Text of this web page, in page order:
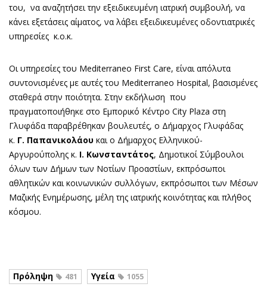
του, να αναζητήσει την εξειδικευμένη ιατρική συμβουλή, να
κάνει εξετάσεις αίματος, να λάβει εξειδικευμένες οδοντιατρικές
υπηρεσίες κ.ο.κ.
Οι υπηρεσίες του Mediterraneo First Care, είναι απόλυτα
συντονισμένες με αυτές του Mediterraneo Hospital, βασισμένες
σταθερά στην ποιότητα. Στην εκδήλωση που
πραγματοποιήθηκε στο Εμπορικό Κέντρο City Plaza στη
Γλυφάδα παραβρέθηκαν βουλευτές, o Δήμαρχος Γλυφάδας
κ. Γ. Παπανικολάου και ο Δήμαρχος Ελληνικού-
Αργυρούπολης κ. Ι. Κωνσταντάτος, Δημοτικοί Σύμβουλοι
όλων των Δήμων των Νοτίων Προαστίων, εκπρόσωποι
αθλητικών και κοινωνικών συλλόγων, εκπρόσωποι των Μέσων
Μαζικής Ενημέρωσης, μέλη της ιατρικής κοινότητας και πλήθος
κόσμου.
Πρόληψη 481 Υγεία 1055